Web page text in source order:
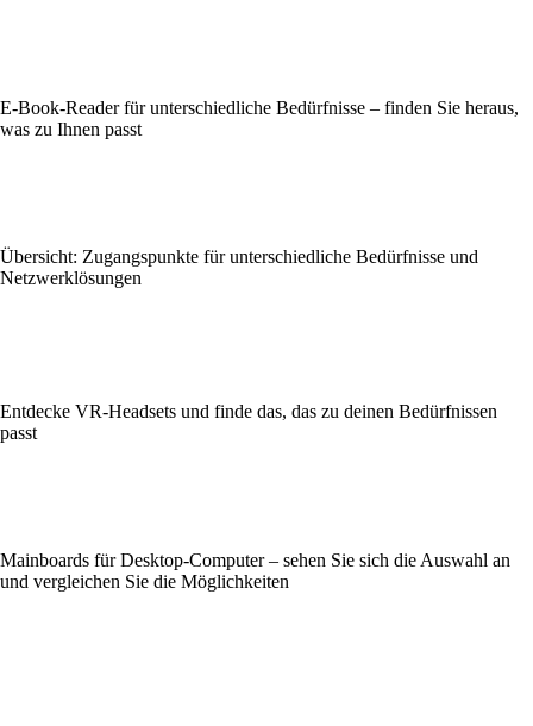
E-Book-Reader für unterschiedliche Bedürfnisse – finden Sie heraus,
was zu Ihnen passt
Übersicht: Zugangspunkte für unterschiedliche Bedürfnisse und
Netzwerklösungen
Entdecke VR-Headsets und finde das, das zu deinen Bedürfnissen
passt
Mainboards für Desktop-Computer – sehen Sie sich die Auswahl an
und vergleichen Sie die Möglichkeiten